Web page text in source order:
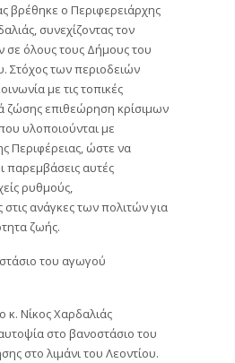
βρέθηκε ο Περιφερειάρχης
συνεχίζοντας τον
σε όλους τους Δήμους του
Στόχος των περιοδειών
με τις τοπικές
ζώσης επιθεώρηση κρίσιμων
υλοποιούνται με
Περιφέρειας, ώστε να
παρεμβάσεις αυτές
ρυθμούς,
ανάγκες των πολιτών για
ζωής.
του αγωγού
κ. Νίκος Χαρδαλιάς
στο βανοστάσιο του
στο λιμάνι του Λεοντίου.